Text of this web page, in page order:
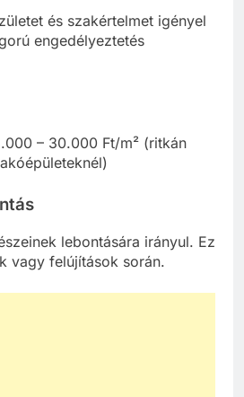
és szakértelmet igényel
engedélyeztetés
– 30.000 Ft/m² (ritkán
lebontására irányul. Ez
vagy felújítások során.